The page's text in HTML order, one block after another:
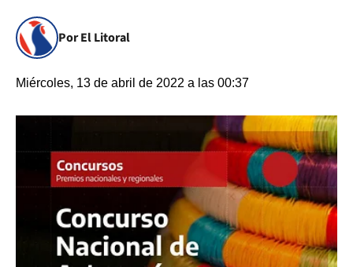
Por El Litoral
Miércoles, 13 de abril de 2022 a las 00:37